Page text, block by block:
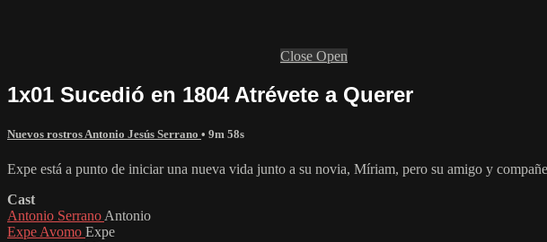
Close Open
1x01 Sucedió en 1804 Atrévete a Querer
Nuevos rostros Antonio Jesús Serrano • 9m 58s
Expe está a punto de iniciar una nueva vida junto a su novia, Míriam, pero su amigo y
Cast
Antonio Serrano Antonio
Expe Avomo Expe